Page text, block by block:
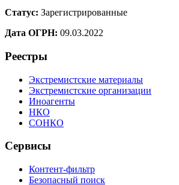
Статус: Зарегистрированные
Дата ОГРН: 09.03.2022
Реестры
Экстремистские материалы
Экстремистские организации
Иноагенты
НКО
СОНКО
Сервисы
Контент-фильтр
Безопасный поиск